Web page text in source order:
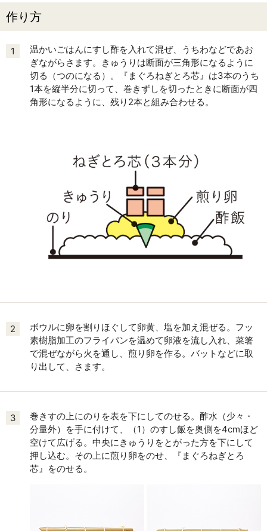
作り方
1
温かいごはんにすし酢を入れて混ぜ、うちわなどであお
ぎながらさます。きゅうりは断面が三角形になるように
切る（つのになる）。『まぐろねぎとろ芯』は3本のうち
1本を縦半分に切って、巻きずしを切ったときに断面が四
角形になるように、残り2本と組み合わせる。
2
ボウルに卵を割りほぐして卵黄、塩を加え混ぜる。フッ
素樹脂加工のフライパンを温めて卵液を流し入れ、菜箸
で混ぜながら火を通し、煎り卵を作る。バットなどに取
り出して、さます。
3
巻きすの上にのりを表を下にしてのせる。酢水（少々・
分量外）を手に付けて、（1）のすし飯を奥側を4cmほど
空けて広げる。中央にきゅうりをとがった方を下にして
押し込む。その上に煎り卵をのせ、『まぐろねぎとろ
芯』をのせる。